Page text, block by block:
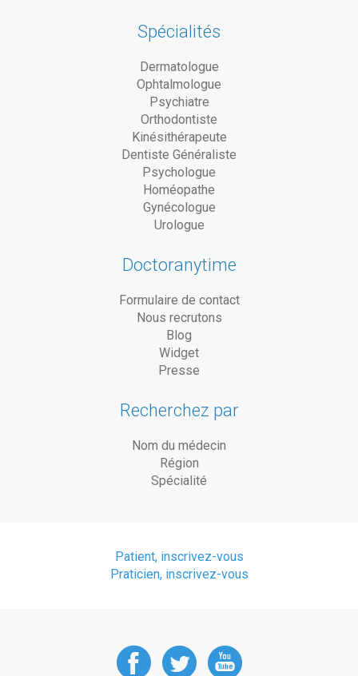
Spécialités
Dermatologue
Ophtalmologue
Psychiatre
Orthodontiste
Kinésithérapeute
Dentiste Généraliste
Psychologue
Homéopathe
Gynécologue
Urologue
Doctoranytime
Formulaire de contact
Nous recrutons
Blog
Widget
Presse
Recherchez par
Nom du médecin
Région
Spécialité
Patient, inscrivez-vous
Praticien, inscrivez-vous
DoctorAnyTime